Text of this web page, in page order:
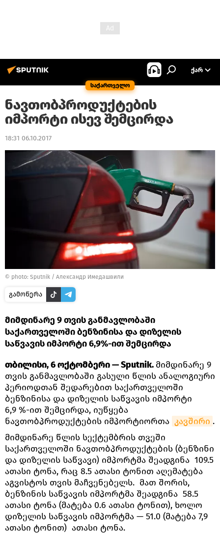
საქართველო
ᲥᲐᲠ
ნავთობპროდუქტების
იმპორტი ისევ შემცირდა
18:31 06.10.2017
© photo: Sputnik / Александр Имедашвили
გამოწერა
მიმდინარე 9 თვის განმავლობაში
საქართველოში ბენზინისა და დიზელის
საწვავის იმპორტი 6,9%-ით შემცირდა
თბილისი, 6 ოქტომბერი — Sputnik. მიმდინარე 9
თვის განმავლობაში გასული წლის ანალოგიური
პერიოდთან შედარებით საქართველოში
ბენზინისა და დიზელის საწვავის იმპორტი
6,9 %-ით შემცირდა, იუწყება
ნავთობპროდუქტების იმპორტიორთა კავშირი .
მიმდინარე წლის სექტემბრის თვეში
საქართველოში ნავთობპროდუქტების (ბენზინი
და დიზელის საწვავი) იმპორტმა შეადგინა 109.5
ათასი ტონა, რაც 8.5 ათასი ტონით აღემატება
აგვისტოს თვის მაჩვენებელს. მათ შორის,
ბენზინის საწვავის იმპორტმა შეადგინა 58.5
ათასი ტონა (მატება 0.6 ათასი ტონით), ხოლო
დიზელის საწვავის იმპორტმა — 51.0 (მატება 7,9
ათასი ტონით) ათასი ტონა.